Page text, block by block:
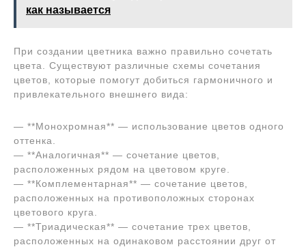
как называется
При создании цветника важно правильно сочетать
цвета. Существуют различные схемы сочетания
цветов, которые помогут добиться гармоничного и
привлекательного внешнего вида:
— **Монохромная** — использование цветов одного
оттенка.
— **Аналогичная** — сочетание цветов,
расположенных рядом на цветовом круге.
— **Комплементарная** — сочетание цветов,
расположенных на противоположных сторонах
цветового круга.
— **Триадическая** — сочетание трех цветов,
расположенных на одинаковом расстоянии друг от